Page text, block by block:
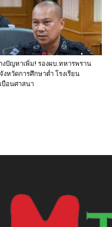
งปัญหาเพิ่ม! รองผบ.ทหารพราน
งหวัดการศึกษาต่ำ โรงเรียน
บือนศาสนา